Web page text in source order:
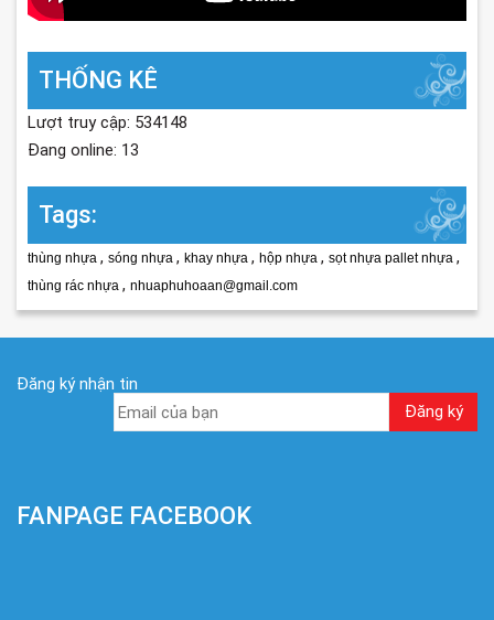
THỐNG KÊ
Lượt truy cập: 534148
Đang online: 13
Tags:
thùng nhựa , sóng nhựa , khay nhựa , hộp nhựa , sọt nhựa pallet nhựa ,
thùng rác nhựa , nhuaphuhoaan@gmail.com
Đăng ký nhận tin
FANPAGE FACEBOOK